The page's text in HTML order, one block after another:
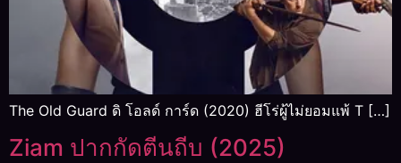
The Old Guard ดิ โอลด์ การ์ด (2020) ฮีโร่ผู้ไม่ยอมแพ้ T […]
Ziam ปากกัดตีนถีบ (2025)